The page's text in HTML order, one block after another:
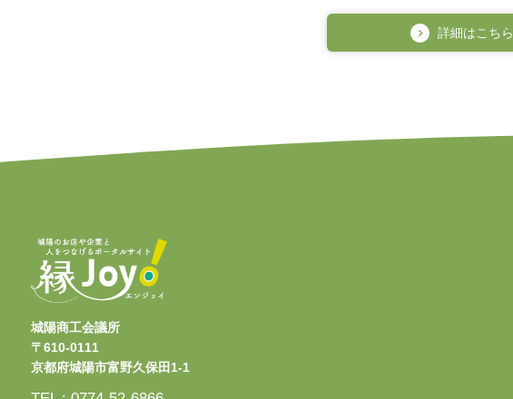
詳細はこちら
城陽商工会議所
〒610-0111
京都府城陽市富野久保田1-1